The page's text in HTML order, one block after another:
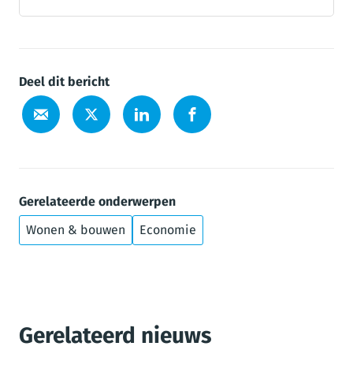
Deel dit bericht
Gerelateerde onderwerpen
Wonen & bouwen
Economie
Gerelateerd nieuws